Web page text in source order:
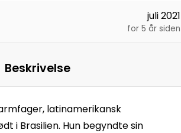
juli 2021
for 5 år siden
Beskrivelse
latinamerikansk
i Brasilien. Hun begyndte sin